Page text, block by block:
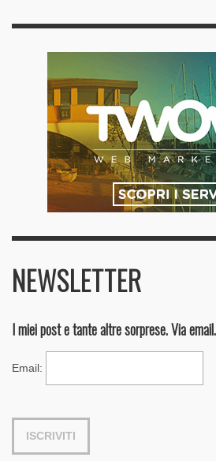
NEWSLETTER
I miei post e tante altre sorprese. Via email.
Email: